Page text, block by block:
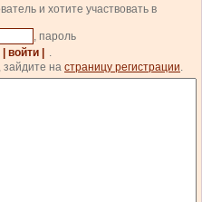
и хотите участвовать в
, пароль
| войти |
.
зайдите на страницу регистрации.